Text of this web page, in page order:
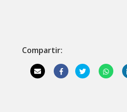
Compartir: